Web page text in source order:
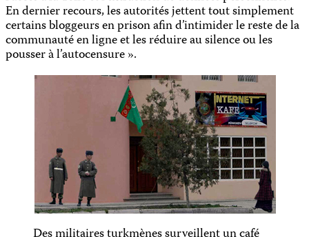
En dernier recours, les autorités jettent tout simplement
certains bloggeurs en prison afin d’intimider le reste de la
communauté en ligne et les réduire au silence ou les
pousser à l’autocensure ».